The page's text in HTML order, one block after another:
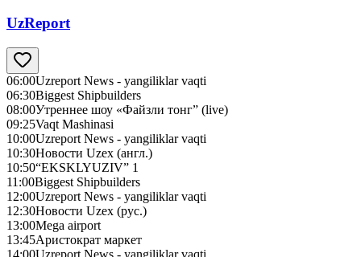
UzReport
06:00Uzreport News - yangiliklar vaqti
06:30Biggest Shipbuilders
08:00Утреннее шоу «Файзли тонг” (live)
09:25Vaqt Mashinasi
10:00Uzreport News - yangiliklar vaqti
10:30Новости Uzex (англ.)
10:50“EKSKLYUZIV” 1
11:00Biggest Shipbuilders
12:00Uzreport News - yangiliklar vaqti
12:30Новости Uzex (рус.)
13:00Mega airport
13:45Аристократ маркет
14:00Uzreport News - yangiliklar vaqti